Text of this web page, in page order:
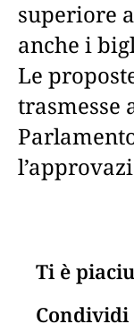
superiore
anche i
Le
trasmesse
Ti è
Condividi